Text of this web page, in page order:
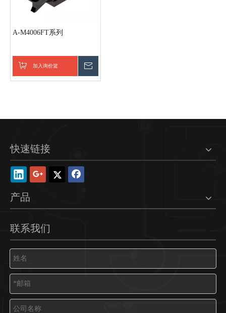
A-M4006FT系列
加入询价篮
快速链接
产品
联系我们